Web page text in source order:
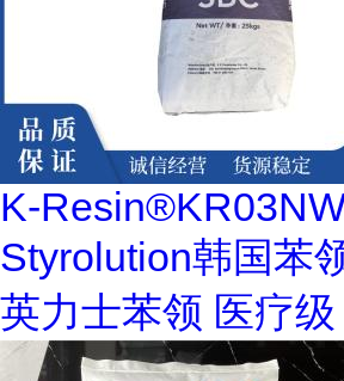
K-
Styrolution韩国苯
英力士苯领 医疗级